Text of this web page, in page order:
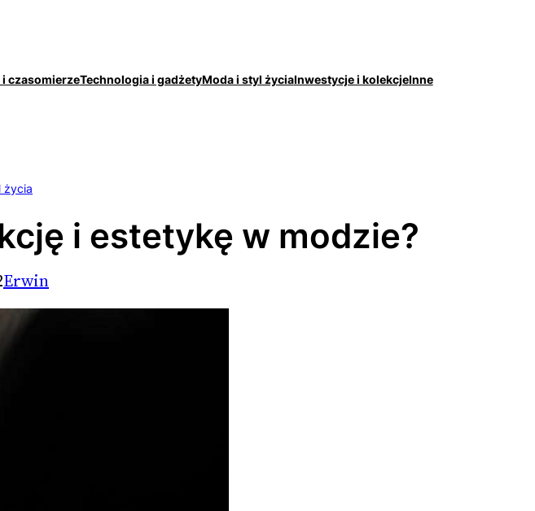
czasomierzeTechnologia i gadżetyModa i styl życiaInwestycje i kolekcjeInne
życia
i estetykę w modzie?
Erwin